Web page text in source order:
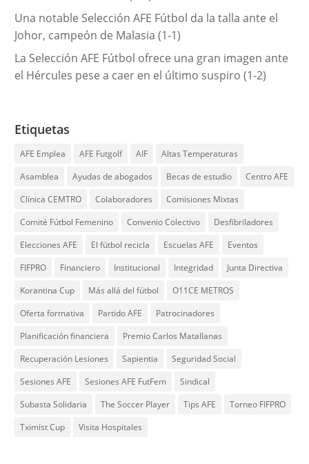
Una notable Selección AFE Fútbol da la talla ante el
Johor, campeón de Malasia (1-1)
La Selección AFE Fútbol ofrece una gran imagen ante
el Hércules pese a caer en el último suspiro (1-2)
Etiquetas
AFE Emplea AFE Futgolf AIF
Altas Temperaturas
Asamblea
Ayudas de abogados Becas de estudio
Centro AFE
Clínica CEMTRO
Colaboradores
Comisiones Mixtas
Comité Fútbol Femenino
Convenio Colectivo
Desfibriladores
Elecciones AFE
El fútbol recicla Escuelas AFE
Eventos
FIFPRO
Financiero Institucional Integridad
Junta Directiva
Korantina Cup
Más allá del fútbol
O11CE METROS
Oferta formativa
Partido AFE
Patrocinadores
Planificación financiera
Premio Carlos Matallanas
Recuperación Lesiones
Sapientia
Seguridad Social
Sesiones AFE
Sesiones AFE FutFem
Sindical
Subasta Solidaria
The Soccer Player Tips AFE
Torneo FIFPRO
Tximist Cup
Visita Hospitales